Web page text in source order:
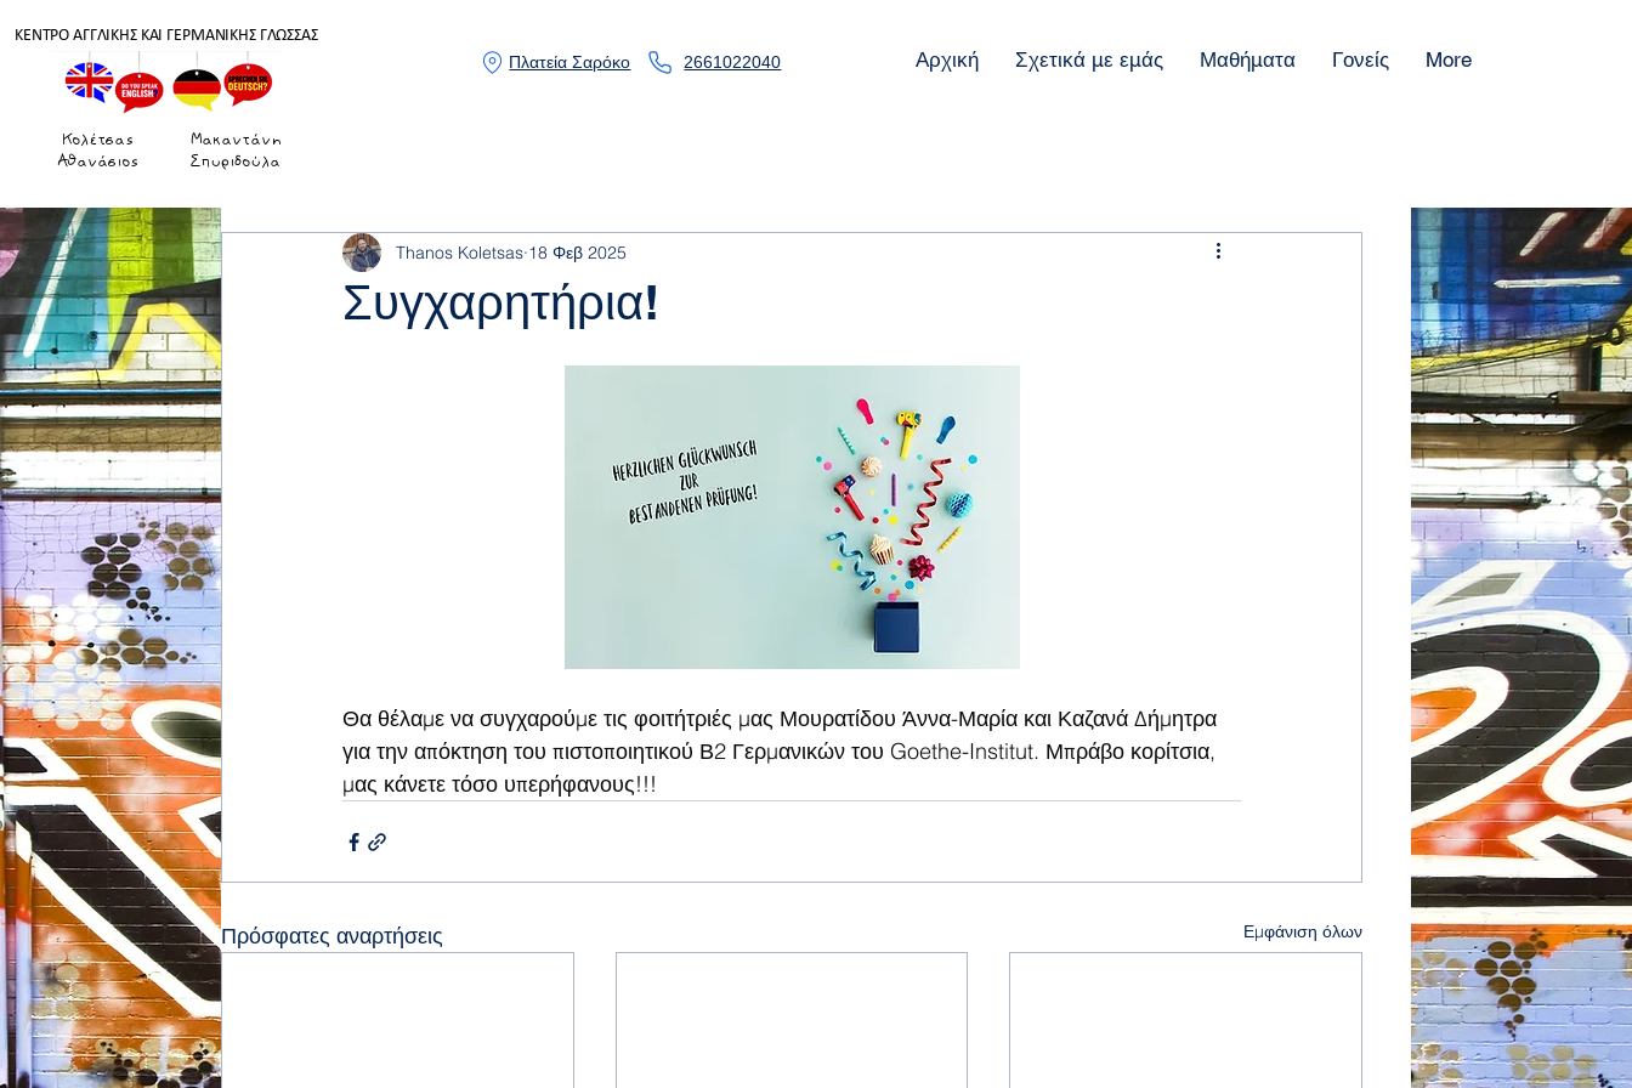
ΚΕΝΤΡΟ ΑΓΓΛΙΚΗΣ ΚΑΙ ΓΕΡΜΑΝΙΚΗΣ ΓΛΩΣΣΑΣ
Μακαντάνη
Σπυριδούλα
Κολέτσας
Αθανάσιος
Πλατεία Σαρόκο 2661022040 Αρχική Σχετικά με εμάς Μαθήματα Γονείς More
Συγχαρητήρια!
Thanos Koletsas 18 Φεβ 2025
Θα θέλαμε να συγχαρούμε τις φοιτήτριές μας Μουρατίδου Άννα-Μαρία και Καζανά Δήμητρα
για την απόκτηση του πιστοποιητικού Β2 Γερμανικών του Goethe-Institut. Μπράβο κορίτσια,
μας κάνετε τόσο υπερήφανους!!!
Πρόσφατες αναρτήσεις Εμφάνιση όλων